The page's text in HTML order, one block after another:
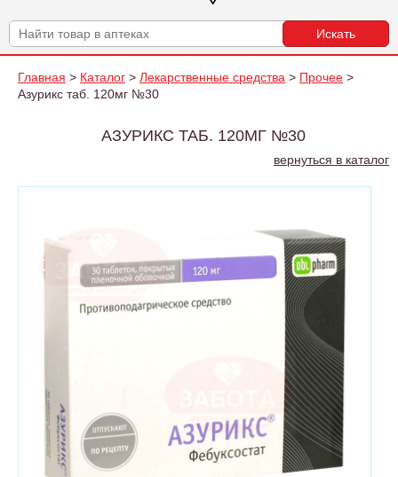
Главная > Каталог > Лекарственные средства > Прочее >
Азурикс таб. 120мг №30
АЗУРИКС ТАБ. 120МГ №30
вернуться в каталог